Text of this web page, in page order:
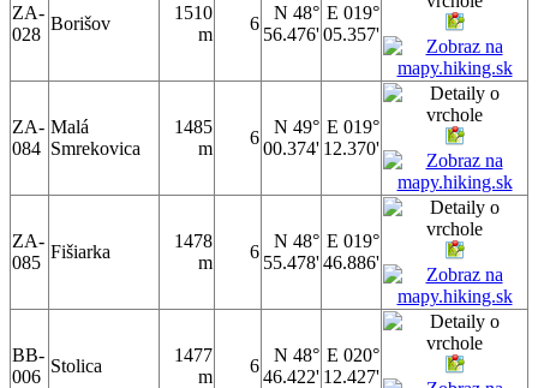
ZA-
028
Borišov
1510
m
6
N 48°
56.476'
E 019°
05.357'
ZA-
084
Malá
Smrekovica
1485
m
6
N 49°
00.374'
E 019°
12.370'
ZA-
085
Fišiarka
1478
m
6
N 48°
55.478'
E 019°
46.886'
BB-
006
Stolica
1477
m
6
N 48°
46.422'
E 020°
12.427'